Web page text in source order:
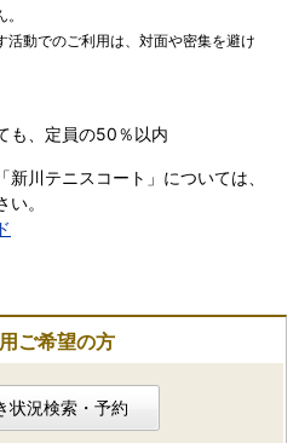
活動でのご利用は、対面や密集を避け
も、定員の50％以内
新川テニスコート」については、
。
ご希望の方
状況検索・予約